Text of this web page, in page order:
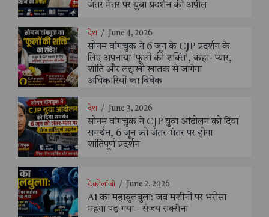
जंतर मंतर पर युवा प्रदर्शन की अपील
देश / June 4, 2026
सोनम वांगचुक ने 6 जून के CJP प्रदर्शन के
लिए अपनाया 'फूलों की शक्ति', कहा- प्यार,
शांति और लद्दाखी खातक से जागेगा
अधिकारियों का विवेक
देश / June 3, 2026
सोनम वांगचुक ने CJP युवा आंदोलन को दिया
समर्थन, 6 जून को जंतर-मंतर पर होगा
शांतिपूर्ण प्रदर्शन
टेक्नोलॉजी / June 2, 2026
AI का महाबुलबुला: जब मशीनों पर भरोसा
महंगा पड़ गया - संजय सक्सैना